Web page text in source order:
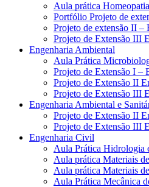
Aula prática Homeopatia
Portfólio Projeto de
Projeto de extensão II –
Projeto de Extensão III
Engenharia Ambiental
Aula Prática
Projeto de Extensão I –
Projeto de Extensão II
Projeto de Extensão III
Engenharia Ambiental e
Projeto de Extensão II
Projeto de Extensão III
Engenharia Civil
Aula Prática Hidrologia
Aula prática Materiais
Aula prática Materiais
Aula Prática Mecânica